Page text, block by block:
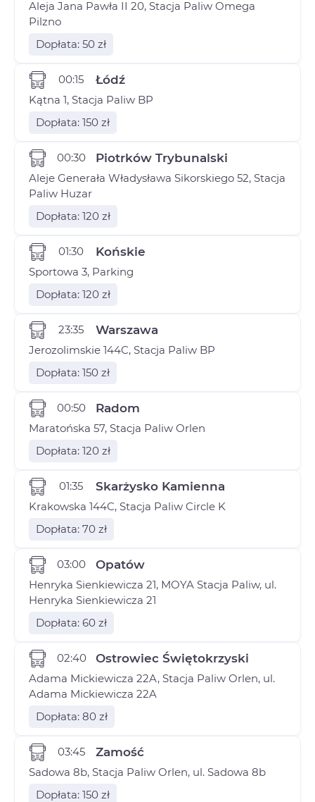
Aleja Jana Pawła II 20, Stacja Paliw Omega
Pilzno
Dopłata: 50 zł
00:15 Łódź
Kątna 1, Stacja Paliw BP
Dopłata: 150 zł
00:30 Piotrków Trybunalski
Aleje Generała Władysława Sikorskiego 52, Stacja
Paliw Huzar
Dopłata: 120 zł
01:30 Końskie
Sportowa 3, Parking
Dopłata: 120 zł
23:35 Warszawa
Jerozolimskie 144C, Stacja Paliw BP
Dopłata: 150 zł
00:50 Radom
Maratońska 57, Stacja Paliw Orlen
Dopłata: 120 zł
01:35 Skarżysko Kamienna
Krakowska 144C, Stacja Paliw Circle K
Dopłata: 70 zł
03:00 Opatów
Henryka Sienkiewicza 21, MOYA Stacja Paliw, ul.
Henryka Sienkiewicza 21
Dopłata: 60 zł
02:40 Ostrowiec Świętokrzyski
Adama Mickiewicza 22A, Stacja Paliw Orlen, ul.
Adama Mickiewicza 22A
Dopłata: 80 zł
03:45 Zamość
Sadowa 8b, Stacja Paliw Orlen, ul. Sadowa 8b
Dopłata: 150 zł